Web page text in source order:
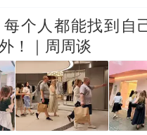
热 那个在床头放菜刀
因老师一句“跟我回家”
人生
个人都能找到自
！｜周周谈